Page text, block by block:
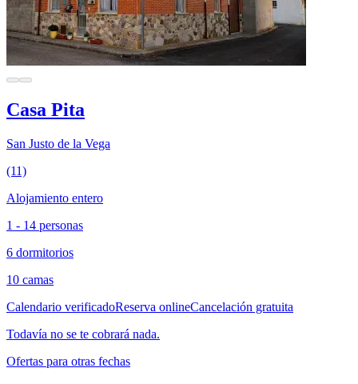
Casa Pita
San Justo de la Vega
(11)
Alojamiento entero
1 - 14 personas
6 dormitorios
10 camas
Calendario verificadoReserva onlineCancelación gratuita
Todavía no se te cobrará nada.
Ofertas para otras fechas